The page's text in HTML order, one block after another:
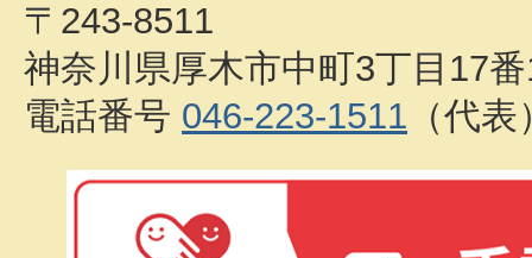
〒243-8511
神奈川県厚木市中町3丁目17
電話番号 046-223-1511 （代表